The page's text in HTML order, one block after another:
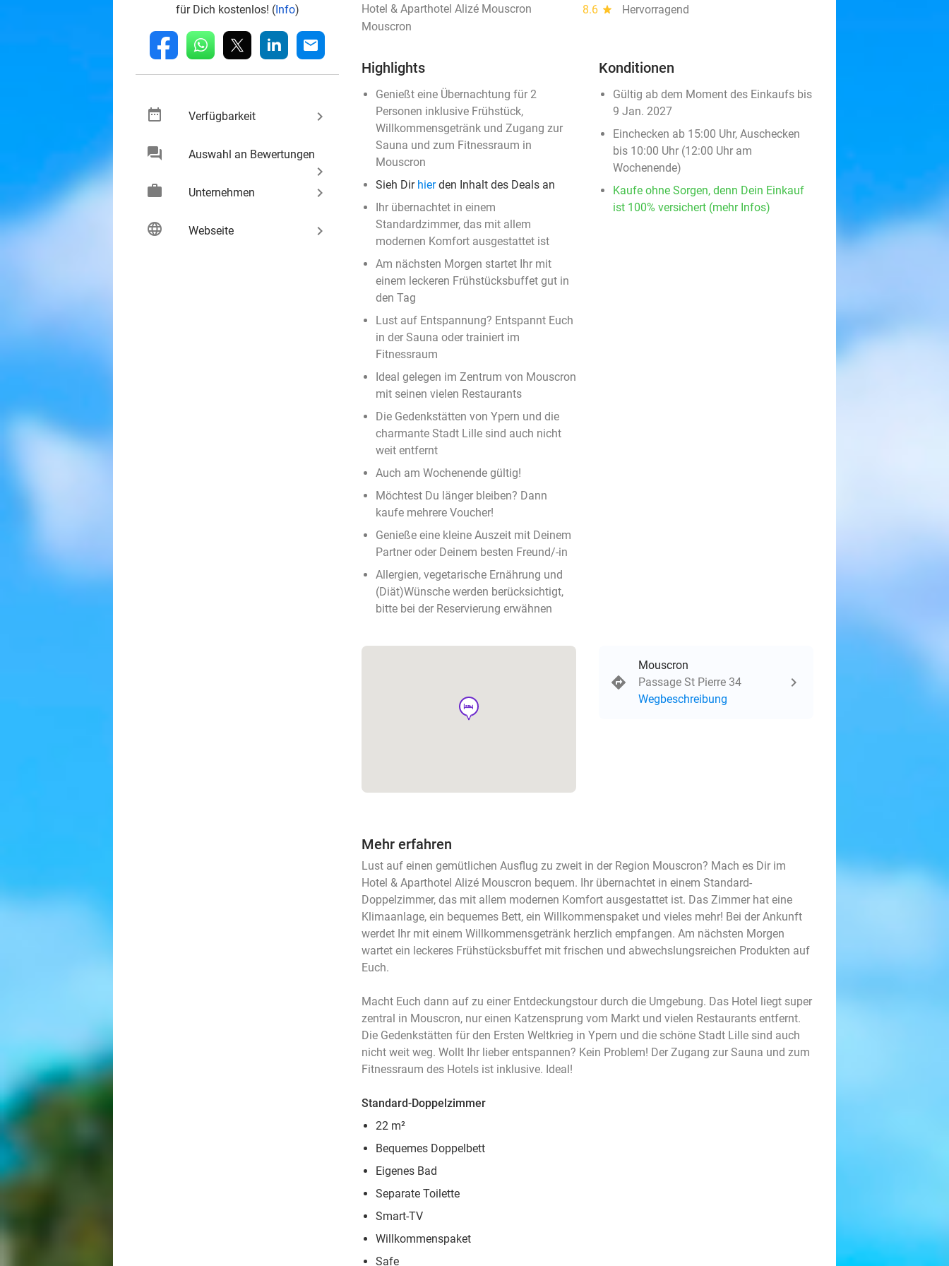
für Dich kostenlos! (Info)
fb whatsapp linkedin mail
date_range Verfügbarkeit keyboard_arrow_right
chat Auswahl an Bewertungen
keyboard_arrow_right
work
Unternehmen keyboard_arrow_right
language Webseite keyboard_arrow_right
Hotel & Aparthotel Alizé Mouscron 8.6 star
Hervorragend
Mouscron
Highlights
Genießt eine Übernachtung für 2
Personen inklusive Frühstück,
Willkommensgetränk und Zugang zur
Sauna und zum Fitnessraum in
Mouscron
Sieh Dir hierden Inhalt des Deals an
Ihr übernachtet in einem
Standardzimmer, das mit allem
modernen Komfort ausgestattet ist
Am nächsten Morgen startet Ihr mit
einem leckeren Frühstücksbuffet gut in
den Tag
Lust auf Entspannung? Entspannt Euch
in der Sauna oder trainiert im
Fitnessraum
Ideal gelegen im Zentrum von Mouscron
mit seinen vielen Restaurants
Die Gedenkstätten von Ypern und die
charmante Stadt Lille sind auch nicht
weit entfernt
Auch am Wochenende gültig!
Möchtest Du länger bleiben? Dann
kaufe mehrere Voucher!
Genieße eine kleine Auszeit mit Deinem
Partner oder Deinem besten Freund/-in
Allergien, vegetarische Ernährung und
(Diät)Wünsche werden berücksichtigt,
bitte bei der Reservierung erwähnen
Konditionen
Gültig ab dem Moment des Einkaufs bis
9 Jan. 2027
Einchecken ab 15:00 Uhr, Auschecken
bis 10:00 Uhr (12:00 Uhr am
Wochenende)
Kaufe ohne Sorgen, denn Dein Einkauf
ist 100% versichert (mehr Infos)
hotel
Mouscron
Passage St Pierre 34
Wegbeschreibung
Mehr erfahren
Lust auf einen gemütlichen Ausflug zu zweit in der Region Mouscron? Mach es Dir im
Hotel & Aparthotel Alizé Mouscron bequem. Ihr übernachtet in einem Standard-
Doppelzimmer, das mit allem modernen Komfort ausgestattet ist. Das Zimmer hat eine
Klimaanlage, ein bequemes Bett, ein Willkommenspaket und vieles mehr! Bei der Ankunft
werdet Ihr mit einem Willkommensgetränk herzlich empfangen. Am nächsten Morgen
wartet ein leckeres Frühstücksbuffet mit frischen und abwechslungsreichen Produkten auf
Euch.
Macht Euch dann auf zu einer Entdeckungstour durch die Umgebung. Das Hotel liegt super
zentral in Mouscron, nur einen Katzensprung vom Markt und vielen Restaurants entfernt.
Die Gedenkstätten für den Ersten Weltkrieg in Ypern und die schöne Stadt Lille sind auch
nicht weit weg. Wollt Ihr lieber entspannen? Kein Problem! Der Zugang zur Sauna und zum
Fitnessraum des Hotels ist inklusive. Ideal!
Standard-Doppelzimmer
22 m²
Bequemes Doppelbett
Eigenes Bad
Separate Toilette
Smart-TV
Willkommenspaket
Safe